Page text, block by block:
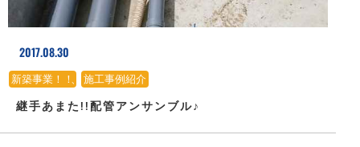
2017.08.30
新築事業！！ 施工事例紹介
継手あまた!!配管アンサンブル♪